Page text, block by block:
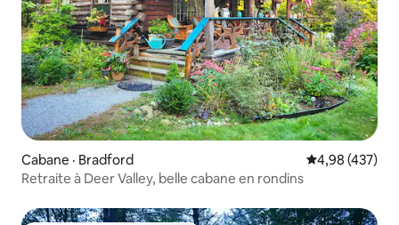
Cabane · Bradford Note
4,98 (437)
Retraite à Deer Valley, belle cabane en rondins